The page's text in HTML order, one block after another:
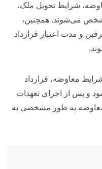
شرایط تحویل ملک،
می‌شوند. همچنین،
و مدت اعتبار قرارداد
معاوضه، قرارداد
و پس از اجرای تعهدات
به طور مشخصی به